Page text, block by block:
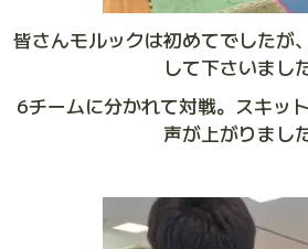
皆さんモルックは初めてでしたが
して下さいまし
6チームに分かれて対戦。スキッ
声が上がりまし